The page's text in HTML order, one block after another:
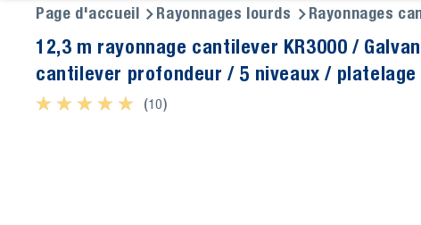
Page d'accueil Rayonnages lourds Rayonnages
12,3 m rayonnage cantilever KR3000 /
cantilever profondeur / 5 niveaux / platelage
★ ★ ★ ★ ★
★ ★ ★ ★ ★ (10)